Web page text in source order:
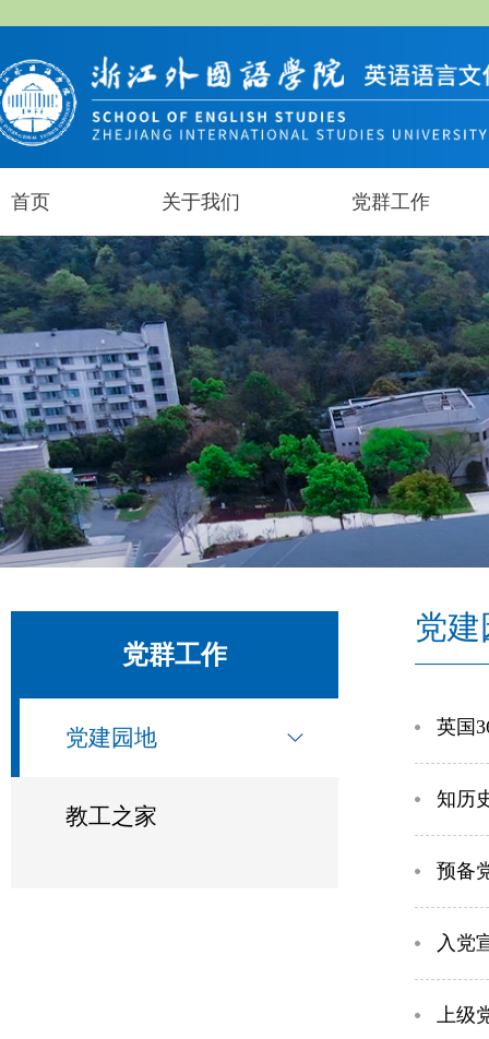
首页 关于我们 党群工作
党群工作
党建园地
教工之家
党
英国
知历
预备
入党
上级